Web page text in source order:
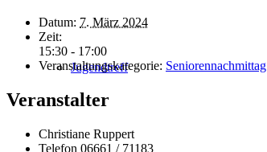
Jugendtreff
Datum: 7. März 2024
Zeit:
15:30 - 17:00
Veranstaltungskategorie: Seniorennachmittag
Veranstalter
Christiane Ruppert
Telefon 06661 / 71183